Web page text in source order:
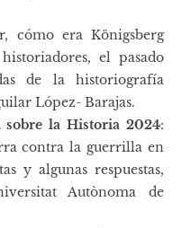
cómo era Königsberg
el pasado
de la historiografía
López- Barajas.
la Historia 2024:
contra la guerrilla en
y algunas respuestas,
Autònoma de